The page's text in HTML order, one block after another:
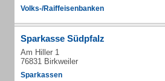
Volks-/Raiffeisenbanken
Sparkasse Südpfalz
Am Hiller 1
76831 Birkweiler
Sparkassen